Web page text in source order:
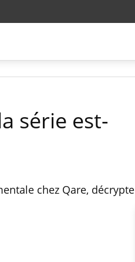
série est-
chez Qare, décrypte